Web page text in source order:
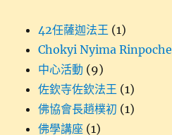
42任薩迦法王 (1)
Chokyi Nyima Rinpoche
中心活動 (9)
佐欽寺佐欽法王 (1)
佛協會長趙樸初 (1)
佛學講座 (1)